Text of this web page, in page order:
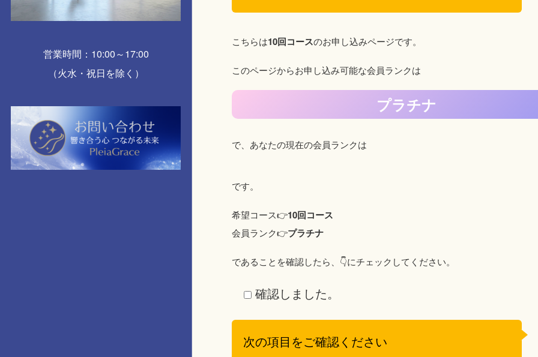
営業時間：10:00～17:00
（火水・祝日を除く）
こちらは10回コースのお申し込みページです。
このページからお申し込み可能な会員ランクは
プラチナ
で、あなたの現在の会員ランクは
です。
希望コース👉️10回コース
会員ランク👉️プラチナ
であることを確認したら、👇️にチェックしてください。
確認しました。
次の項目をご確認ください